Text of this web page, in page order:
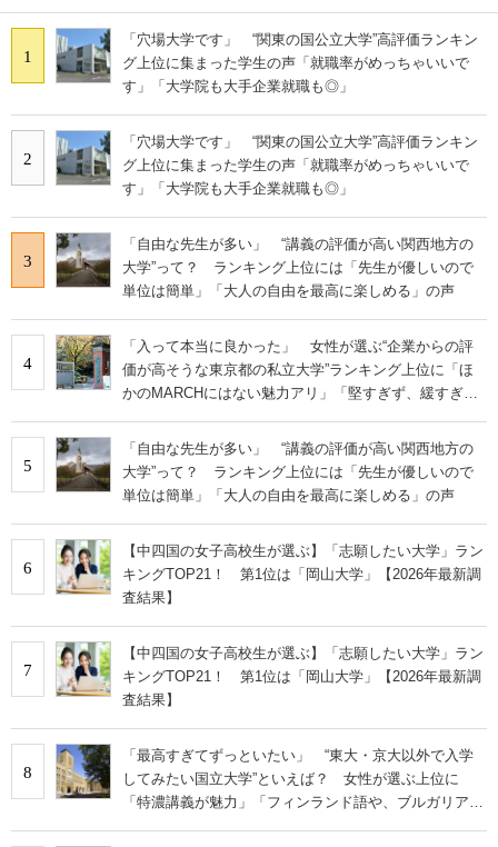
1
「穴場大学です」 “関東の国公立大学”高評価ランキン
グ上位に集まった学生の声「就職率がめっちゃいいで
す」「大学院も大手企業就職も◎」
2
「穴場大学です」 “関東の国公立大学”高評価ランキン
グ上位に集まった学生の声「就職率がめっちゃいいで
す」「大学院も大手企業就職も◎」
3
「自由な先生が多い」 “講義の評価が高い関西地方の
大学”って？ ランキング上位には「先生が優しいので
単位は簡単」「大人の自由を最高に楽しめる」の声
4
「入って本当に良かった」 女性が選ぶ“企業からの評
価が高そうな東京都の私立大学”ランキング上位に「ほ
かのMARCHにはない魅力アリ」「堅すぎず、緩すぎな
5
「自由な先生が多い」 “講義の評価が高い関西地方の
大学”って？ ランキング上位には「先生が優しいので
単位は簡単」「大人の自由を最高に楽しめる」の声
6
【中四国の女子高校生が選ぶ】「志願したい大学」ラン
キングTOP21！ 第1位は「岡山大学」【2026年最新調
査結果】
7
【中四国の女子高校生が選ぶ】「志願したい大学」ラン
キングTOP21！ 第1位は「岡山大学」【2026年最新調
査結果】
8
「最高すぎてずっといたい」 “東大・京大以外で入学
してみたい国立大学”といえば？ 女性が選ぶ上位に
「特濃講義が魅力」「フィンランド語や、ブルガリア語